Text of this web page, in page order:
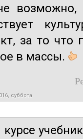
за то что
в массы.
суббота
курсе